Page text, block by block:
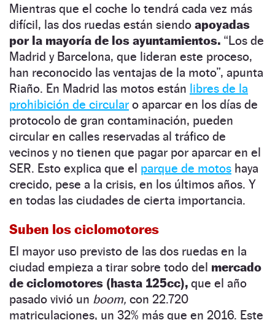
Mientras que el coche lo tendrá cada vez más
difícil, las dos ruedas están siendo apoyadas
por la mayoría de los ayuntamientos. “Los de
Madrid y Barcelona, que lideran este proceso,
han reconocido las ventajas de la moto”, apunta
Riaño. En Madrid las motos están libres de la
prohibición de circular o aparcar en los días de
protocolo de gran contaminación, pueden
circular en calles reservadas al tráfico de
vecinos y no tienen que pagar por aparcar en el
SER. Esto explica que el parque de motos haya
crecido, pese a la crisis, en los últimos años. Y
en todas las ciudades de cierta importancia.
Suben los ciclomotores
El mayor uso previsto de las dos ruedas en la
ciudad empieza a tirar sobre todo del mercado
de ciclomotores (hasta 125cc), que el año
pasado vivió un boom, con 22.720
matriculaciones, un 32% más que en 2016. Este